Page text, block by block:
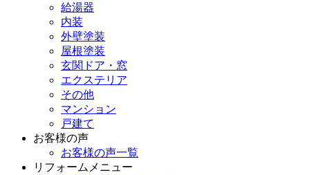
給湯器
内装
外壁塗装
屋根塗装
玄関ドア・窓
エクステリア
その他
マンション
戸建て
お客様の声
お客様の声一覧
リフォームメニュー